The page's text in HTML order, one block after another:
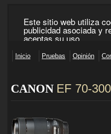
CANON EF 70-